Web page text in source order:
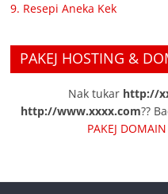
9. Resepi Aneka Kek
PAKEJ HOSTING &
Nak tukar http://
http://www.xxxx.com??
PAKEJ